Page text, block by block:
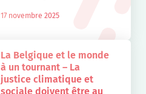
17 novembre 2025
La Belgique et le monde
à un tournant – La
justice climatique et
sociale doivent être au